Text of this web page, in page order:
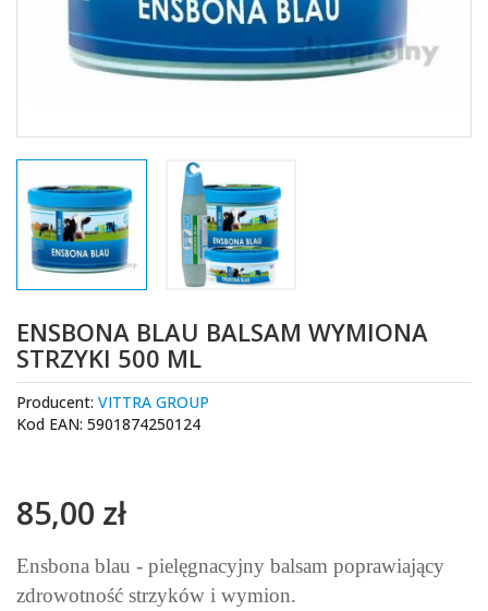
ENSBONA BLAU BALSAM WYMIONA
STRZYKI 500 ML
Producent: VITTRA GROUP
Kod EAN: 5901874250124
85,00 zł
Ensbona blau - pielęgnacyjny balsam poprawiający
zdrowotność strzyków i wymion.